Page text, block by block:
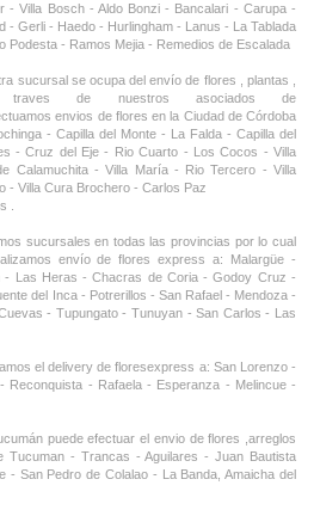
- Villa Bosch - Aldo Bonzi - Bancalari - Carupa -
- Gerli - Haedo - Hurlingham - Lanus - La Tablada
Podesta - Ramos Mejia - Remedios de Escalada
sucursal se ocupa del envío de flores , plantas ,
de nuestros asociados de
envios de flores en la Ciudad de Córdoba
- Capilla del Monte - La Falda - Capilla del
- Cruz del Eje - Rio Cuarto - Los Cocos - Villa
Calamuchita - Villa María - Rio Tercero - Villa
- Villa Cura Brochero - Carlos Paz
.
sucursales en todas las provincias por lo cual
envío de flores express a: Malargüe -
- Las Heras - Chacras de Coria - Godoy Cruz -
del Inca - Potrerillos - San Rafael - Mendoza -
- Tupungato - Tunuyan - San Carlos - Las
el delivery de floresexpress a: San Lorenzo -
Reconquista - Rafaela - Esperanza - Melincue -
puede efectuar el envio de flores ,arreglos
Tucuman - Trancas - Aguilares - Juan Bautista
- San Pedro de Colalao - La Banda, Amaicha del